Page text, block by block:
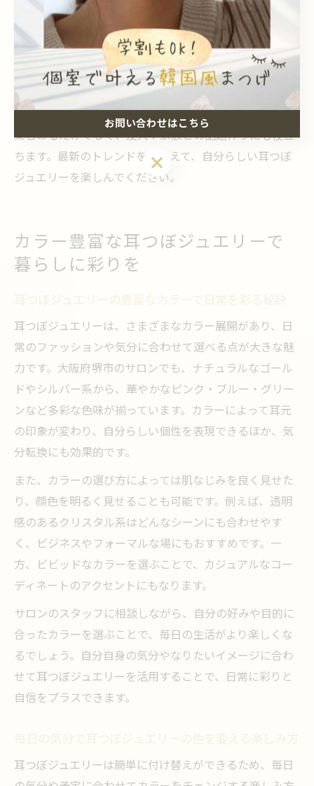
チェックしやすいのが特徴です。また、堺市周辺では
「耳つぼジュエリー鳳」や「耳つぼジュエリー和泉市」
など、地域密着型のサロンも多いため、地元ならではの
トレンド情報も入手しやすいでしょう。
流行のカラーを取り入れることで、今っぽいおしゃれを
楽しめるだけでなく、友人や家族との話題作りにも役立
ちます。最新のトレンドを押さえて、自分らしい耳つぼ
ジュエリーを楽しんでください。
カラー豊富な耳つぼジュエリーで
暮らしに彩りを
耳つぼジュエリーの豊富なカラーで日常を彩る秘訣
耳つぼジュエリーは、さまざまなカラー展開があり、日
常のファッションや気分に合わせて選べる点が大きな魅
力です。大阪府堺市のサロンでも、ナチュラルなゴール
ドやシルバー系から、華やかなピンク・ブルー・グリー
ンなど多彩な色味が揃っています。カラーによって耳元
の印象が変わり、自分らしい個性を表現できるほか、気
分転換にも効果的です。
また、カラーの選び方によっては肌なじみを良く見せた
り、顔色を明るく見せることも可能です。例えば、透明
感のあるクリスタル系はどんなシーンにも合わせやす
く、ビジネスやフォーマルな場にもおすすめです。一
方、ビビッドなカラーを選ぶことで、カジュアルなコー
ディネートのアクセントにもなります。
サロンのスタッフに相談しながら、自分の好みや目的に
合ったカラーを選ぶことで、毎日の生活がより楽しくな
るでしょう。自分自身の気分やなりたいイメージに合わ
せて耳つぼジュエリーを活用することで、日常に彩りと
自信をプラスできます。
毎日の気分で耳つぼジュエリーの色を変える楽しみ方
耳つぼジュエリーは簡単に付け替えができるため、毎日
お問い合わせはこちら
お問い合わせはこちら